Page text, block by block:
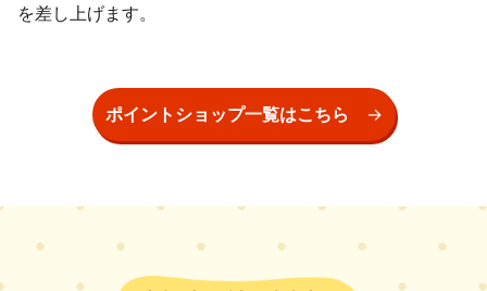
を差し上げます。
ポイントショップ一覧はこちら